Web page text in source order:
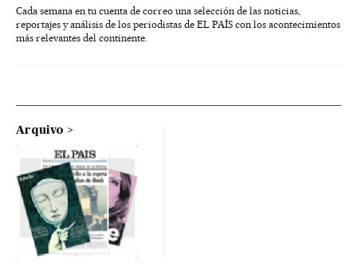
Cada semana en tu cuenta de correo una selección de las noticias,
reportajes y análisis de los periodistas de EL PAÍS con los acontecimientos
más relevantes del continente.
Arquivo